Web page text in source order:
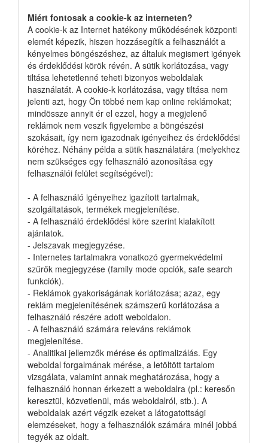
Miért fontosak a cookie-k az interneten?
A cookie-k az Internet hatékony működésének központi
elemét képezik, hiszen hozzásegítik a felhasználót a
kényelmes böngészéshez, az általuk megismert igények
és érdeklődési körök révén. A sütik korlátozása, vagy
tiltása lehetetlenné teheti bizonyos weboldalak
használatát. A cookie-k korlátozása, vagy tiltása nem
jelenti azt, hogy Ön többé nem kap online reklámokat;
mindössze annyit ér el ezzel, hogy a megjelenő
reklámok nem veszik figyelembe a böngészési
szokásait, így nem igazodnak igényeihez és érdeklődési
köréhez. Néhány példa a sütik használatára (melyekhez
nem szükséges egy felhasználó azonosítása egy
felhasználói felület segítségével):
- A felhasználó igényeihez igazított tartalmak,
szolgáltatások, termékek megjelenítése.
- A felhasználó érdeklődési köre szerint kialakított
ajánlatok.
- Jelszavak megjegyzése.
- Internetes tartalmakra vonatkozó gyermekvédelmi
szűrők megjegyzése (family mode opciók, safe search
funkciók).
- Reklámok gyakoriságának korlátozása; azaz, egy
reklám megjelenítésének számszerű korlátozása a
felhasználó részére adott weboldalon.
- A felhasználó számára releváns reklámok
megjelenítése.
- Analitikai jellemzők mérése és optimalizálás. Egy
weboldal forgalmának mérése, a letöltött tartalom
vizsgálata, valamint annak meghatározása, hogy a
felhasználó honnan érkezett a weboldalra (pl.: keresőn
keresztül, közvetlenül, más weboldalról, stb.). A
weboldalak azért végzik ezeket a látogatottsági
elemzéseket, hogy a felhasználók számára minél jobbá
tegyék az oldalt.